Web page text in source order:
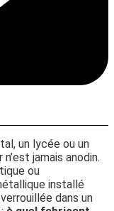
un lycée ou un
jamais anodin.
ou
installé
dans un